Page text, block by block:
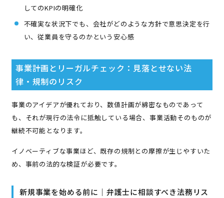
してのKPIの明確化
不確実な状況下でも、会社がどのような方針で意思決定を行
い、従業員を守るのかという安心感
事業計画とリーガルチェック：見落とせない法
律・規制のリスク
事業のアイデアが優れており、数値計画が綿密なものであって
も、それが現行の法令に抵触している場合、事業活動そのものが
継続不可能となります。
イノベーティブな事業ほど、既存の規制との摩擦が生じやすいた
め、事前の法的な検証が必要です。
新規事業を始める前に｜弁護士に相談すべき法務リス